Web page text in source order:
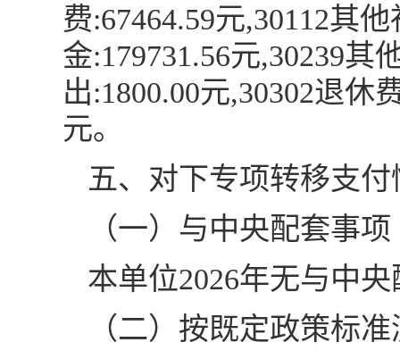
费:67464.59元,30112其
金:179731.56元,30239其
出:1800.00元,30302退休
元。
五、对下专项转移支付
（一）与中央配套事项
本单位2026年无与中
（二）按既定政策标